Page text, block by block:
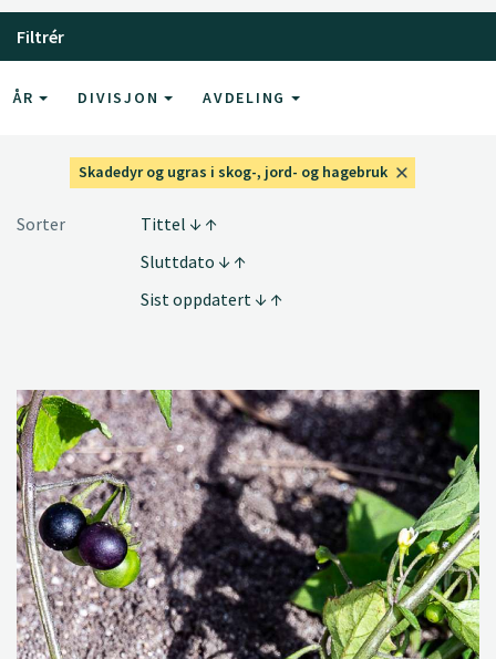
Filtrér
ÅR DIVISJON AVDELING
Skadedyr og ugras i skog-, jord- og hagebruk
Sorter
Tittel
Sluttdato
Sist oppdatert